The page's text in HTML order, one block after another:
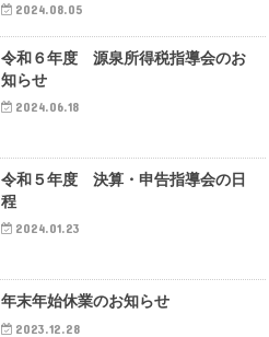
2024.08.05
令和６年度 源泉所得税指導会のお
知らせ
2024.06.18
令和５年度 決算・申告指導会の日
程
2024.01.23
年末年始休業のお知らせ
2023.12.28